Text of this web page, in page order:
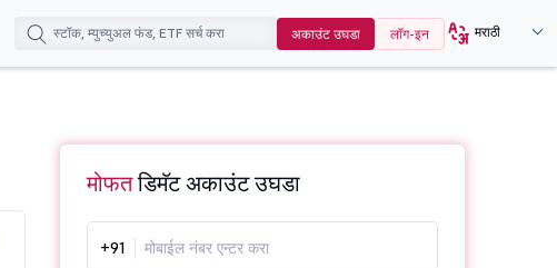
अकाउंट उघडा लॉग-इन मराठी
मोफतडिमॅट अकाउंट उघडा
+91